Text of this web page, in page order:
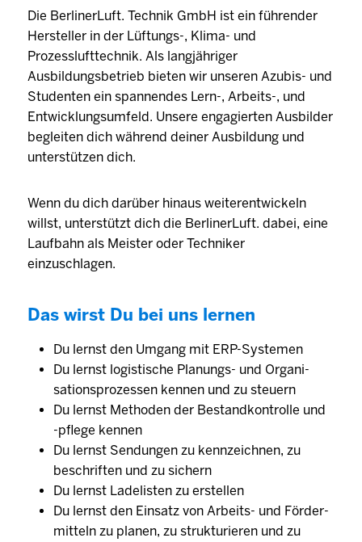
Die BerlinerLuft. Technik GmbH ist ein führender
Hersteller in der Lüftungs-, Klima- und
Prozesslufttechnik. Als langjähriger
Ausbildungsbetrieb bieten wir unseren Azubis- und
Studenten ein spannendes Lern-, Arbeits-, und
Entwicklungsumfeld. Unsere engagierten Ausbilder
begleiten dich während deiner Ausbildung und
unterstützen dich.
Wenn du dich darüber hinaus weiterentwickeln
willst, unterstützt dich die BerlinerLuft. dabei, eine
Laufbahn als Meister oder Techniker
einzuschlagen.
Das wirst Du bei uns lernen
Du lernst den Umgang mit ERP-Systemen
Du lernst logistische Planungs- und Organi­
sations­prozessen kennen und zu steuern
Du lernst Methoden der Bestand­kontrolle und
-­pflege kennen
Du lernst Sen­dungen zu kenn­zeichnen, zu
beschriften und zu sichern
Du lernst Lade­listen zu erstellen
Du lernst den Einsatz von Arbeits- und Förder­
mitteln zu planen, zu strukturieren und zu